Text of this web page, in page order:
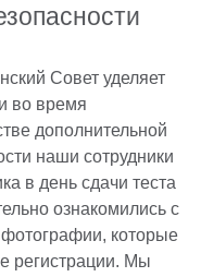
Совет уделяет
во время
дополнительной
наши сотрудники
в день сдачи теста
ознакомились с
которые
регистрации. Мы